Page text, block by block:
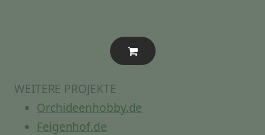
WEITERE PROJEKTE
Orchideenhobby.de
Feigenhof.de